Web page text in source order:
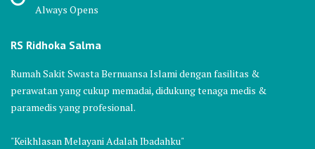
Always Opens
RS Ridhoka Salma
Rumah Sakit Swasta Bernuansa Islami dengan fasilitas &
perawatan yang cukup memadai, didukung tenaga medis &
paramedis yang profesional.
"Keikhlasan Melayani Adalah Ibadahku"